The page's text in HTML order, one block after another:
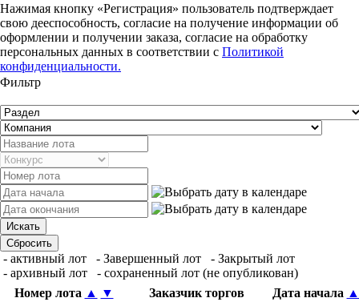
Нажимая кнопку «Регистрация» пользователь подтверждает
свою дееспособность, согласие на получение информации об
оформлении и получении заказа, согласие на обработку
персональных данных в соответствии с Политикой
конфиденциальности.
Фильтр
- активный лот - Завершенный лот
- Закрытый лот
- архивный лот
- сохраненный лот (не опубликован)
Номер лота ▲ ▼ Заказчик торгов Дата начала ▲